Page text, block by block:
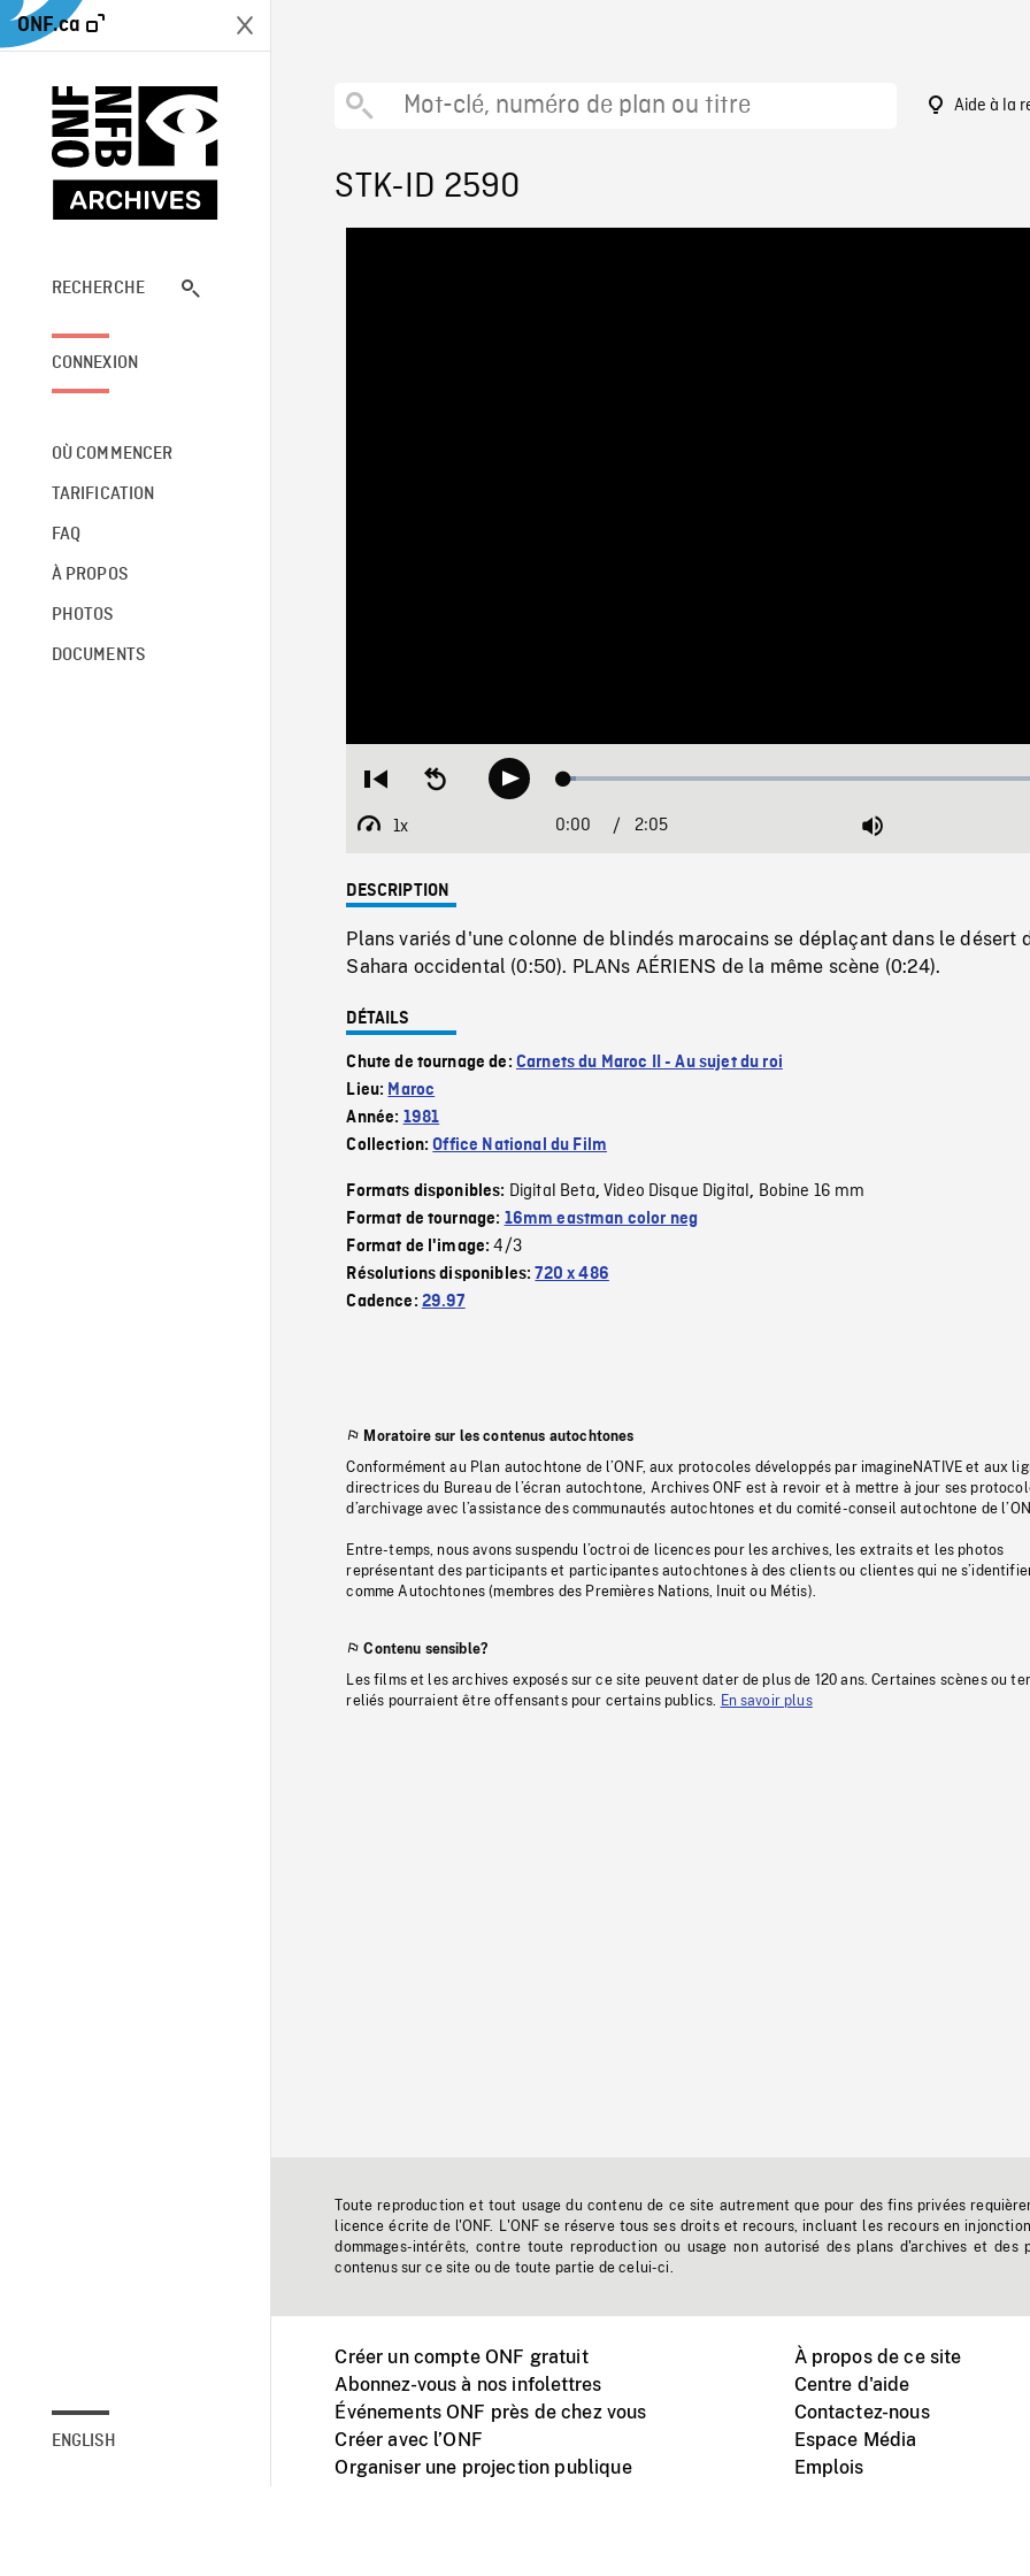
ONF.ca
RECHERCHE
CONNEXION
OÙ COMMENCER
TARIFICATION
FAQ
À PROPOS
PHOTOS
DOCUMENTS
ENGLISH
Aide à la
STK-ID 2590
Restart
beginning
Seek
backwardPlay Loaded:
1x
Playback
Current
0:00 / Duration
2:05 Mute
DESCRIPTION
Plans variés d'une colonne de blindés marocains se déplaçant dans le désert
Sahara occidental (0:50). PLANs AÉRIENS de la même scène (0:24).
DÉTAILS
Chute de tournage de: Carnets du Maroc II - Au sujet du roi
Lieu: Maroc
Année: 1981
Collection:Office National du Film
Formats disponibles: Digital Beta,Video Disque Digital, Bobine 16 mm
Format de tournage: 16mm eastman color neg
Format de l'image:4/3
Résolutions disponibles:720 x 486
Cadence: 29.97
Moratoire sur les contenus autochtones
Conformément au Plan autochtone de l’ONF, aux protocoles développés par imagineNATIVE et aux
directrices du Bureau de l’écran autochtone, Archives ONF est à revoir et à mettre à jour ses
d’archivage avec l’assistance des communautés autochtones et du comité-conseil autochtone de
Entre-temps, nous avons suspendu l’octroi de licences pour les archives, les extraits et les photos
représentant des participants et participantes autochtones à des clients ou clientes qui ne
comme Autochtones (membres des Premières Nations, Inuit ou Métis).
Contenu sensible?
Les films et les archives exposés sur ce site peuvent dater de plus de 120 ans. Certaines scènes ou
reliés pourraient être offensants pour certains publics.
En savoir plus
Toute reproduction et tout usage du contenu de ce site autrement que pour des fins privées
licence écrite de l'ONF. L'ONF se réserve tous ses droits et recours, incluant les recours en
dommages-intérêts, contre toute reproduction ou usage non autorisé des plans d'archives et des
contenus sur ce site ou de toute partie de celui-ci.
Créer un compte ONF gratuit
Abonnez-vous à nos infolettres
Événements ONF près de chez vous
Créer avec l’ONF
Organiser une projection publique
À propos de ce site
Centre d'aide
Contactez-nous
Espace Média
Emplois